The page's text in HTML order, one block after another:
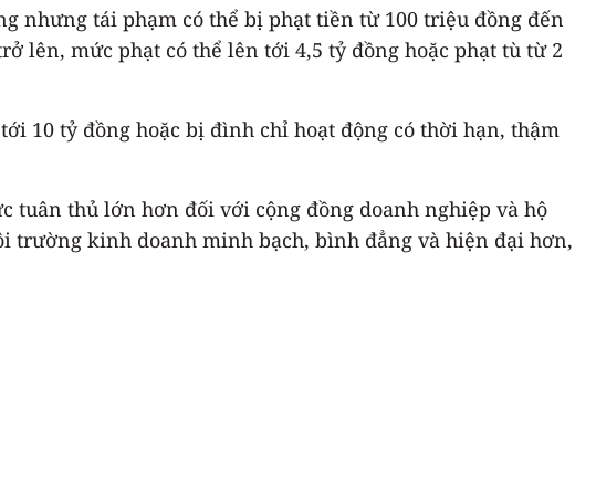
nhưng tái phạm có thể bị phạt tiền từ 100 triệu đồng đến
lên, mức phạt có thể lên tới 4,5 tỷ đồng hoặc phạt tù từ 2
10 tỷ đồng hoặc bị đình chỉ hoạt động có thời hạn, thậm
tuân thủ lớn hơn đối với cộng đồng doanh nghiệp và hộ
kinh doanh minh bạch, bình đẳng và hiện đại hơn,